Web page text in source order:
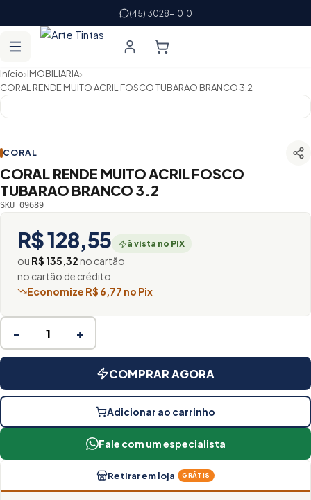
(45) 3028-1010
Início›IMOBILIARIA›
CORAL RENDE MUITO ACRIL FOSCO TUBARAO BRANCO 3.2
CORAL
CORAL RENDE MUITO ACRIL FOSCO
TUBARAO BRANCO 3.2
SKU 09689
R$ 128,55 à vista no PIX
ou R$ 135,32no cartão
no cartão de crédito
Economize R$ 6,77 no Pix
− +
COMPRAR AGORA
Adicionar ao carrinho
Fale com um especialista
Retirar em loja GRÁTIS